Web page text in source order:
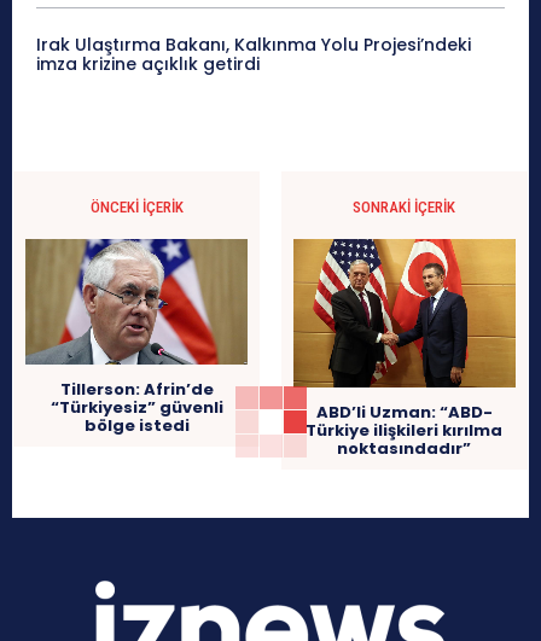
Irak Ulaştırma Bakanı, Kalkınma Yolu Projesi’ndeki
imza krizine açıklık getirdi
ÖNCEKI İÇERIK
Tillerson: Afrin’de
“Türkiyesiz” güvenli
bölge istedi
SONRAKI İÇERIK
ABD’li Uzman: “ABD-
Türkiye ilişkileri kırılma
noktasındadır”